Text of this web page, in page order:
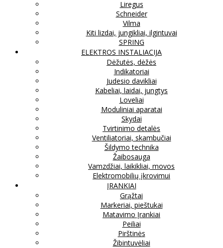
Liregus
Schneider
Vilma
Kiti lizdai, jungikliai, ilgintuvai
SPRING
ELEKTROS INSTALIACIJA
Dėžutės, dėžės
Indikatoriai
Judesio davikliai
Kabeliai, laidai, jungtys
Loveliai
Moduliniai aparatai
Skydai
Tvirtinimo detalės
Ventiliatoriai, skambučiai
Šildymo technika
Žaibosauga
Vamzdžiai, laikikliai, movos
Elektromobilių įkrovimui
ĮRANKIAI
Grąžtai
Markeriai, pieštukai
Matavimo Įrankiai
Peiliai
Pirštinės
Žibintuvėliai